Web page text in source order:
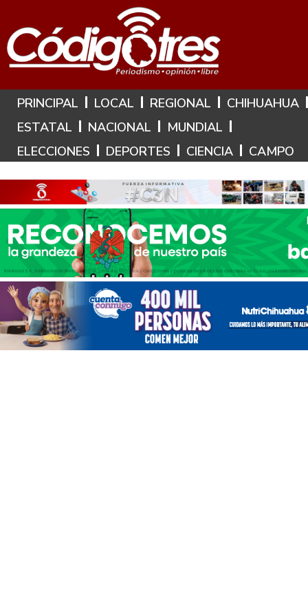
Hoy es: 8 de Agosto de 2026
PRINCIPAL LOCAL REGIONAL
CHIHUAHUA
ESTATAL
NACIONAL
MUNDIAL
ELECCIONES
DEPORTES CIENCIA CAMPO